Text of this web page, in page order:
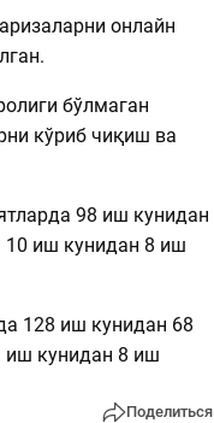
онлайн
бўлмаган
кўриб чиқиш ва
98 иш кунидан
10 иш кунидан 8 иш
128 иш кунидан 68
иш кунидан 8 иш
Поделиться